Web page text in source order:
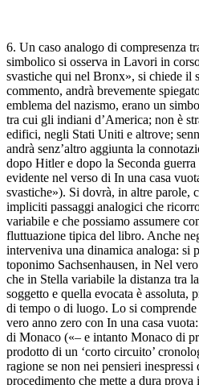
6. Un caso analogo di compresenza
simbolico si osserva in Lavori in
svastiche qui nel Bronx», si chiede il
commento, andrà brevemente
emblema del nazismo, erano un
tra cui gli indiani d’America; non è
edifici, negli Stati Uniti e altrove;
andrà senz’altro aggiunta la
dopo Hitler e dopo la Seconda
evidente nel verso di In una casa
svastiche»). Si dovrà, in altre parole,
impliciti passaggi analogici che
variabile e che possiamo assumere
fluttuazione tipica del libro. Anche
interveniva una dinamica analoga: si
toponimo Sachsenhausen, in Nel
che in Stella variabile la distanza tra
soggetto e quella evocata è assoluta,
di tempo o di luogo. Lo si
vero anno zero con In una casa vuota
di Monaco («– e intanto Monaco di
prodotto di un ‘corto circuito’
ragione se non nei pensieri inespressi
procedimento che mette a dura